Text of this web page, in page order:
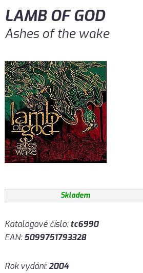
LAMB OF GOD
Ashes of the wake
Skladem
Katalogové číslo:tc6990
EAN:5099751793328
Rok vydání:2004